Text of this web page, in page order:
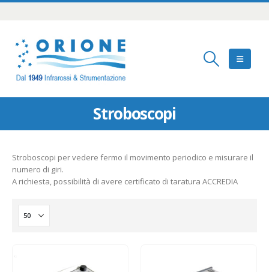
Stroboscopi
Stroboscopi per vedere fermo il movimento periodico e misurare il
numero di giri.
A richiesta, possibilità di avere certificato di taratura ACCREDIA